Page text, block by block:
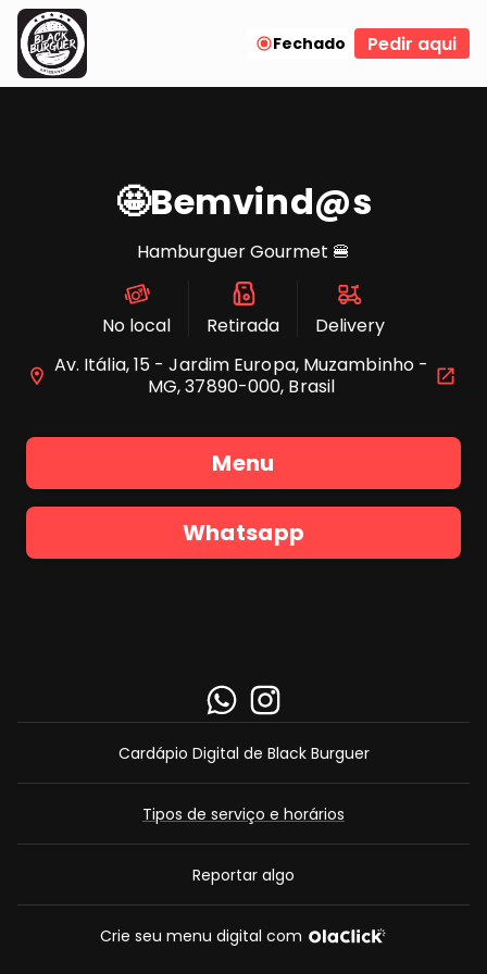
Fechado Pedir aqui
🤩Bemvind@s
‎Hamburguer Gourmet 🍔
No local Retirada
Delivery
Av. Itália, 15 - Jardim Europa, Muzambinho -
MG, 37890-000, Brasil
Menu
Whatsapp
VÁ PARA O LINK
VÁ PARA O LINK
Cardápio Digital de Black Burguer
Tipos de serviço e horários
Reportar algo
Crie seu menu digital com